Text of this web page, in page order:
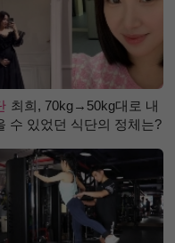
최희, 70kg→50kg대로 내
수 있었던 식단의 정체는?